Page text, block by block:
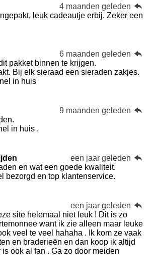
4 maanden geleden
leuk cadeautje erbij. Zeker een
6 maanden geleden
pakket binnen te krijgen.
Bij elk sieraad een sieraden zakjes.
in huis
9 maanden geleden
in huis .
een jaar geleden
en wat een goede kwaliteit.
bezorgd en top klantenservice.
een jaar geleden
site helemaal niet leuk ! Dit is zo
want ik zie alleen maar leuke
veel te veel hahaha . Ik kom ze vaak
en braderieën en dan koop ik altijd
ook al fan . Ga zo door meiden